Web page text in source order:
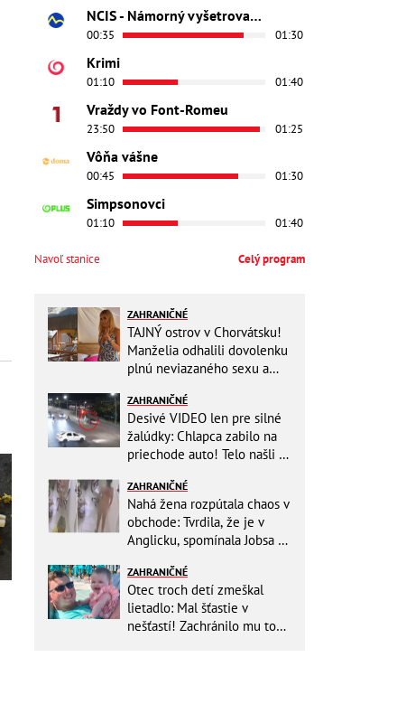
NCIS - Námorný vyšetrovací úrad
00:35 01:30
Krimi
01:10 01:40
Vraždy vo Font-Romeu
23:50 01:25
Vôňa vášne
00:45 01:30
Simpsonovci
01:10 01:40
Navoľ stanice Celý program
ZAHRANIČNÉ
TAJNÝ ostrov v Chorvátsku!
Manželia odhalili dovolenku
plnú neviazaného sexu a
ZAHRANIČNÉ
Desivé VIDEO len pre silné
žalúdky: Chlapca zabilo na
priechode auto! Telo našli o
ZAHRANIČNÉ
Nahá žena rozpútala chaos v
obchode: Tvrdila, že je v
Anglicku, spomínala Jobsa aj
ZAHRANIČNÉ
Otec troch detí zmeškal
lietadlo: Mal šťastie v
nešťastí! Zachránilo mu to